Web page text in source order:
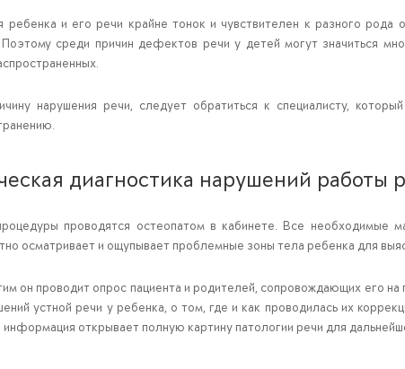
ребенка и его речи крайне тонок и чувствителен к разного
Поэтому среди причин дефектов речи у детей могут значиться
нарушения речи, следует обратиться к специалисту,
диагностика нарушений работы
проводятся остеопатом в кабинете. Все необходимые
осматривает и ощупывает проблемные зоны тела ребенка для
он проводит опрос пациента и родителей, сопровождающих его
устной речи у ребенка, о том, где и как проводилась их
информация открывает полную картину патологии речи для